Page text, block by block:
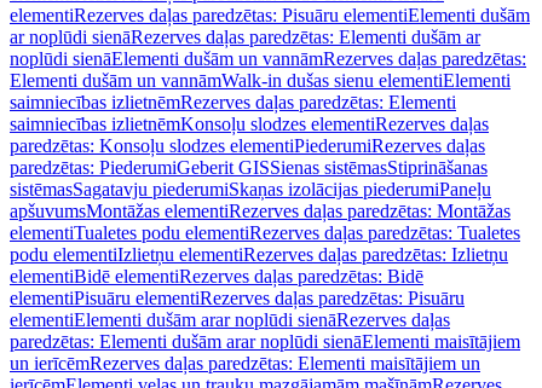
elementiRezerves daļas paredzētas: Pisuāru elementiElementi dušām
ar noplūdi sienāRezerves daļas paredzētas: Elementi dušām ar
noplūdi sienāElementi dušām un vannāmRezerves daļas paredzētas:
Elementi dušām un vannāmWalk-in dušas sienu elementiElementi
saimniecības izlietnēmRezerves daļas paredzētas: Elementi
saimniecības izlietnēmKonsoļu slodzes elementiRezerves daļas
paredzētas: Konsoļu slodzes elementiPiederumiRezerves daļas
paredzētas: PiederumiGeberit GISSienas sistēmasStiprināšanas
sistēmasSagatavju piederumiSkaņas izolācijas piederumiPaneļu
apšuvumsMontāžas elementiRezerves daļas paredzētas: Montāžas
elementiTualetes podu elementiRezerves daļas paredzētas: Tualetes
podu elementiIzlietņu elementiRezerves daļas paredzētas: Izlietņu
elementiBidē elementiRezerves daļas paredzētas: Bidē
elementiPisuāru elementiRezerves daļas paredzētas: Pisuāru
elementiElementi dušām arar noplūdi sienāRezerves daļas
paredzētas: Elementi dušām arar noplūdi sienāElementi maisītājiem
un ierīcēmRezerves daļas paredzētas: Elementi maisītājiem un